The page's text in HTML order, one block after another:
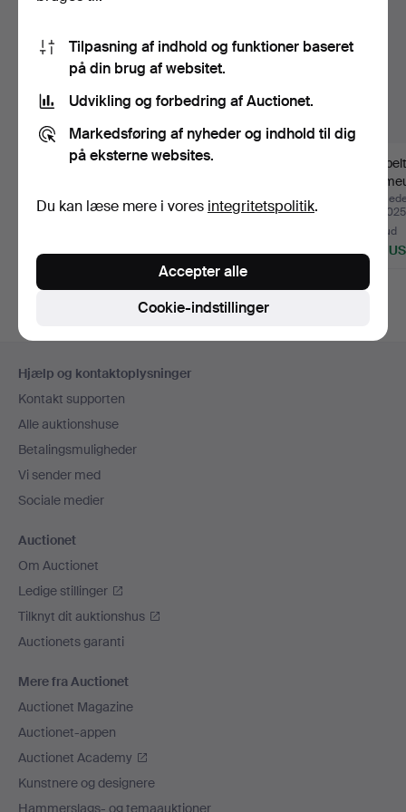
LONGINES, dobbelt
g…
Opnåede hammerslag 21
dec 2025
2.292 USD
Gammelt lommeur,
Opnåede hammerslag 15
sep 2025
56 USD
jan 2025
20 bud
930
Hjælp og kontaktoplysninger
Kontakt supporten
Alle auktionshuse
Betalingsmuligheder
Vi sender med
Sociale medier
Auctionet
Om Auctionet
Ledige stillinger
Tilknyt dit auktionshus
Auctionets garanti
Mere fra Auctionet
Auctionet Magazine
Auctionet-appen
Auctionet Academy
Kunstnere og designere
Hammerslags- og temaauktioner
Tilpasning af indhold og funktioner baseret
på din brug af websitet.
Udvikling og forbedring af Auctionet.
Markedsføring af nyheder og indhold til dig
på eksterne websites.
Du kan læse mere i vores integritetspolitik.
Cookie-indstillinger
Accepter alle